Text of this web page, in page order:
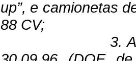
up”, e camionetas
88 CV;
3.